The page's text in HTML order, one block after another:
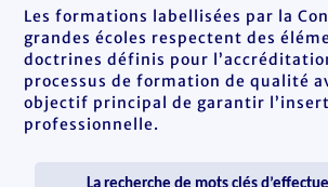
Les formations labellisées par la
grandes écoles respectent des
doctrines définis pour
processus de formation de qualité
objectif principal de garantir
professionnelle.